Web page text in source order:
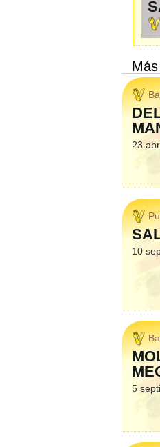
23
10
5